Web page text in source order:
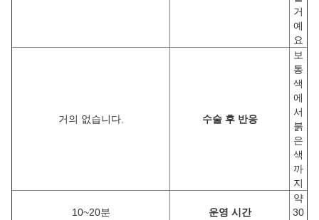
거
예
요
거의 없습니다. 수술 후 반응
보
통
색
에
서
붉
은
색
까
지
10~20분 운영 시간
약
30